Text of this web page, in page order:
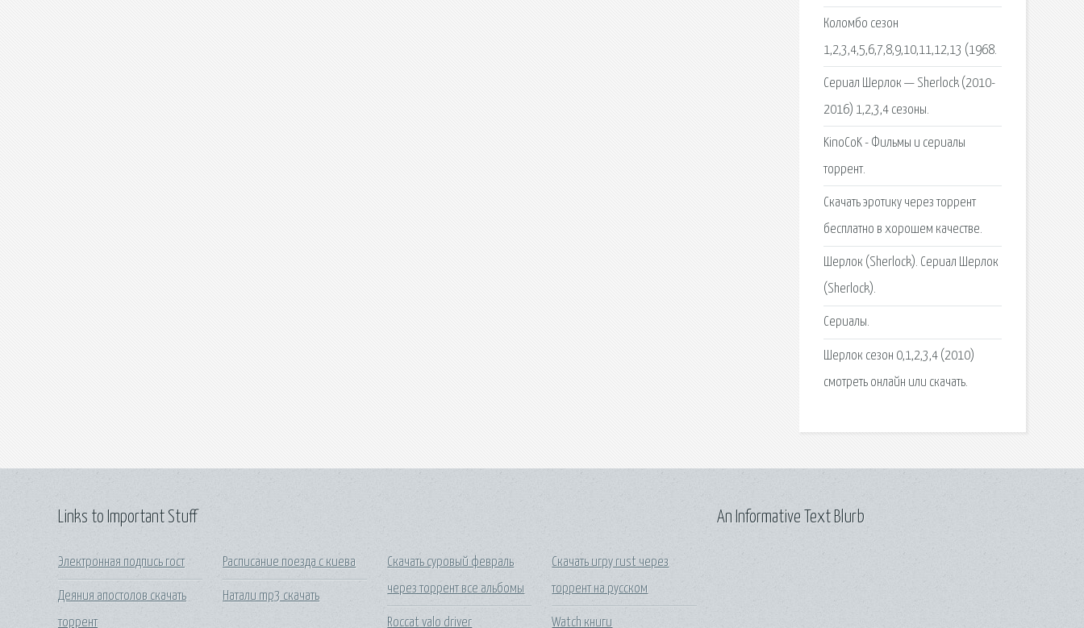
Коломбо сезон
1,2,3,4,5,6,7,8,9,10,11,12,13 (1968.
Сериал Шерлок — Sherlock (2010-
2016) 1,2,3,4 сезоны.
KinoCoK - Фильмы и сериалы
торрент.
Скачать эротику через торрент
бесплатно в хорошем качестве.
Шерлок (Sherlock). Сериал Шерлок
(Sherlock).
Сериалы.
Шерлок сезон 0,1,2,3,4 (2010)
смотреть онлайн или скачать.
Links to Important Stuff
Электронная подпись гост
Деяния апостолов скачать
торрент
Расписание поезда с киева
Натали mp3 скачать
Скачать суровый февраль
через торрент все альбомы
Roccat valo driver
Скачать игру rust через
торрент на русском
Watch книги
An Informative Text Blurb